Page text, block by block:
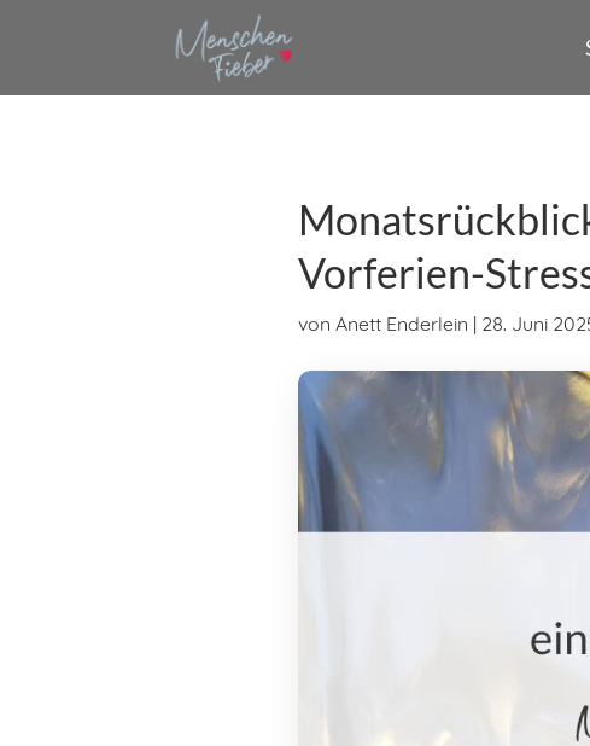
Vorferien-
vonAnett Enderlein | 28. Juni